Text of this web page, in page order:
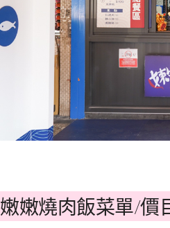
嫩嫩燒肉飯菜單/價